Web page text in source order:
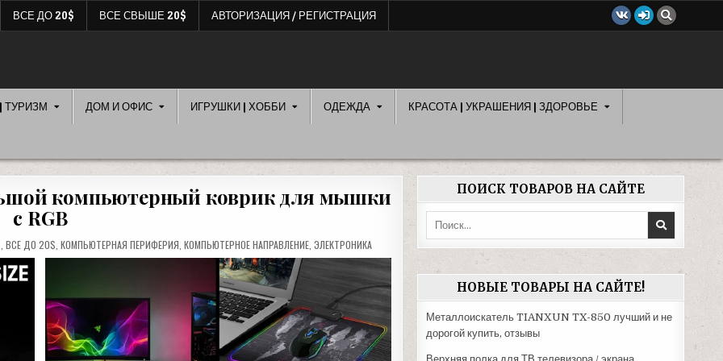
ВСЕ ДО 20$ ВСЕ СВЫШЕ 20$ АВТОРИЗАЦИЯ / РЕГИСТРАЦИЯ
ТУРИЗМ ДОМ И ОФИС ИГРУШКИ | ХОББИ ОДЕЖДА КРАСОТА | УКРАШЕНИЯ | ЗДОРОВЬЕ
компьютерный коврик для мышки
с RGB
ВСЕ ДО 20$ КОМПЬЮТЕРНАЯ ПЕРИФЕРИЯ КОМПЬЮТЕРНОЕ НАПРАВЛЕНИЕ, ЭЛЕКТРОНИКА
ПОИСК ТОВАРОВ НА САЙТЕ
Поиск:
НОВЫЕ ТОВАРЫ НА САЙТЕ!
Металлоискатель TIANXUN TX-850 лучший и не
дорогой купить, отзывы